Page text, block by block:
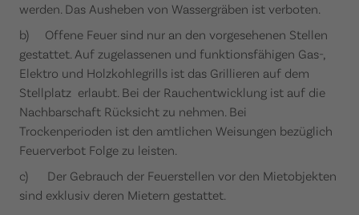
werden. Das Ausheben von Wassergräben ist verboten.
b) Offene Feuer sind nur an den vorgesehenen Stellen
gestattet. Auf zugelassenen und funktionsfähigen Gas-,
Elektro und Holzkohlegrills ist das Grillieren auf dem
Stellplatz erlaubt. Bei der Rauchentwicklung ist auf die
Nachbarschaft Rücksicht zu nehmen. Bei
Trockenperioden ist den amtlichen Weisungen bezüglich
Feuerverbot Folge zu leisten.
c) Der Gebrauch der Feuerstellen vor den Mietobjekten
sind exklusiv deren Mietern gestattet.